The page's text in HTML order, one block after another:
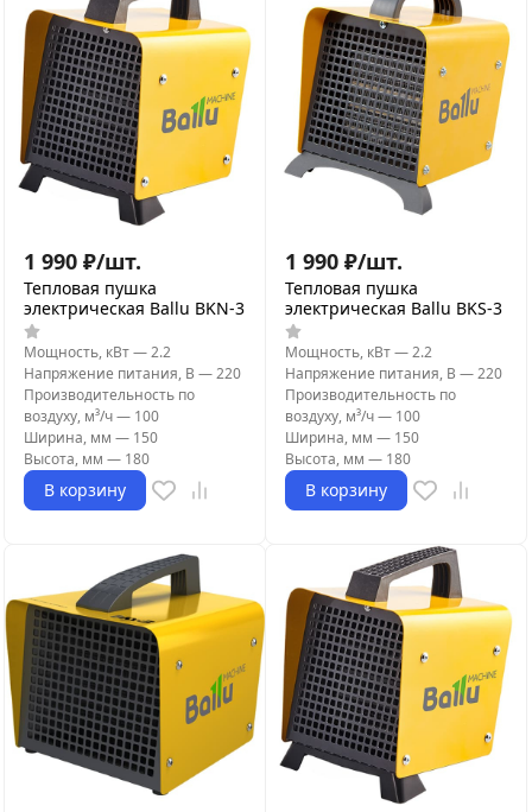
1 990 ₽/шт.
Тепловая пушка
электрическая Ballu BKN-3
Мощность, кВт—2.2
Напряжение питания, В —220
Производительность по
воздуху, м³/ч— 100
Ширина, мм — 150
Высота, мм — 180
В корзину
1 990 ₽/шт.
Тепловая пушка
электрическая Ballu BKS-3
Мощность, кВт—2.2
Напряжение питания, В —220
Производительность по
воздуху, м³/ч— 100
Ширина, мм — 150
Высота, мм — 180
В корзину